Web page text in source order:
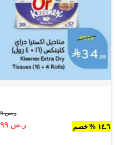
١٤.٦ % خصم
ر.س ٤٠.٩٩
ر.س ٣٤.٩٩